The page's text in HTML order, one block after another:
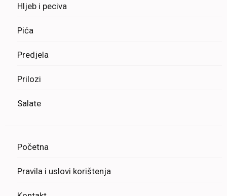
Hljeb i peciva
Pića
Predjela
Prilozi
Salate
Početna
Pravila i uslovi korištenja